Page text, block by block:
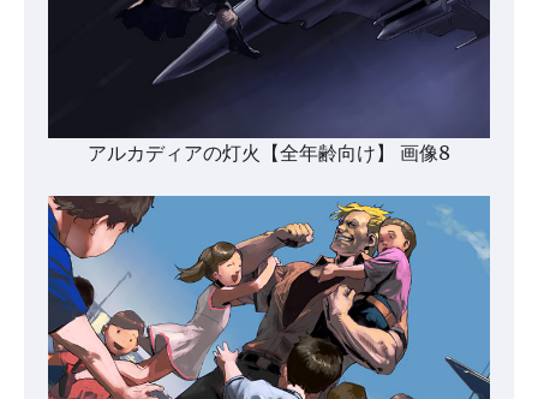
アルカディアの灯火【全年齢向け】 画像8